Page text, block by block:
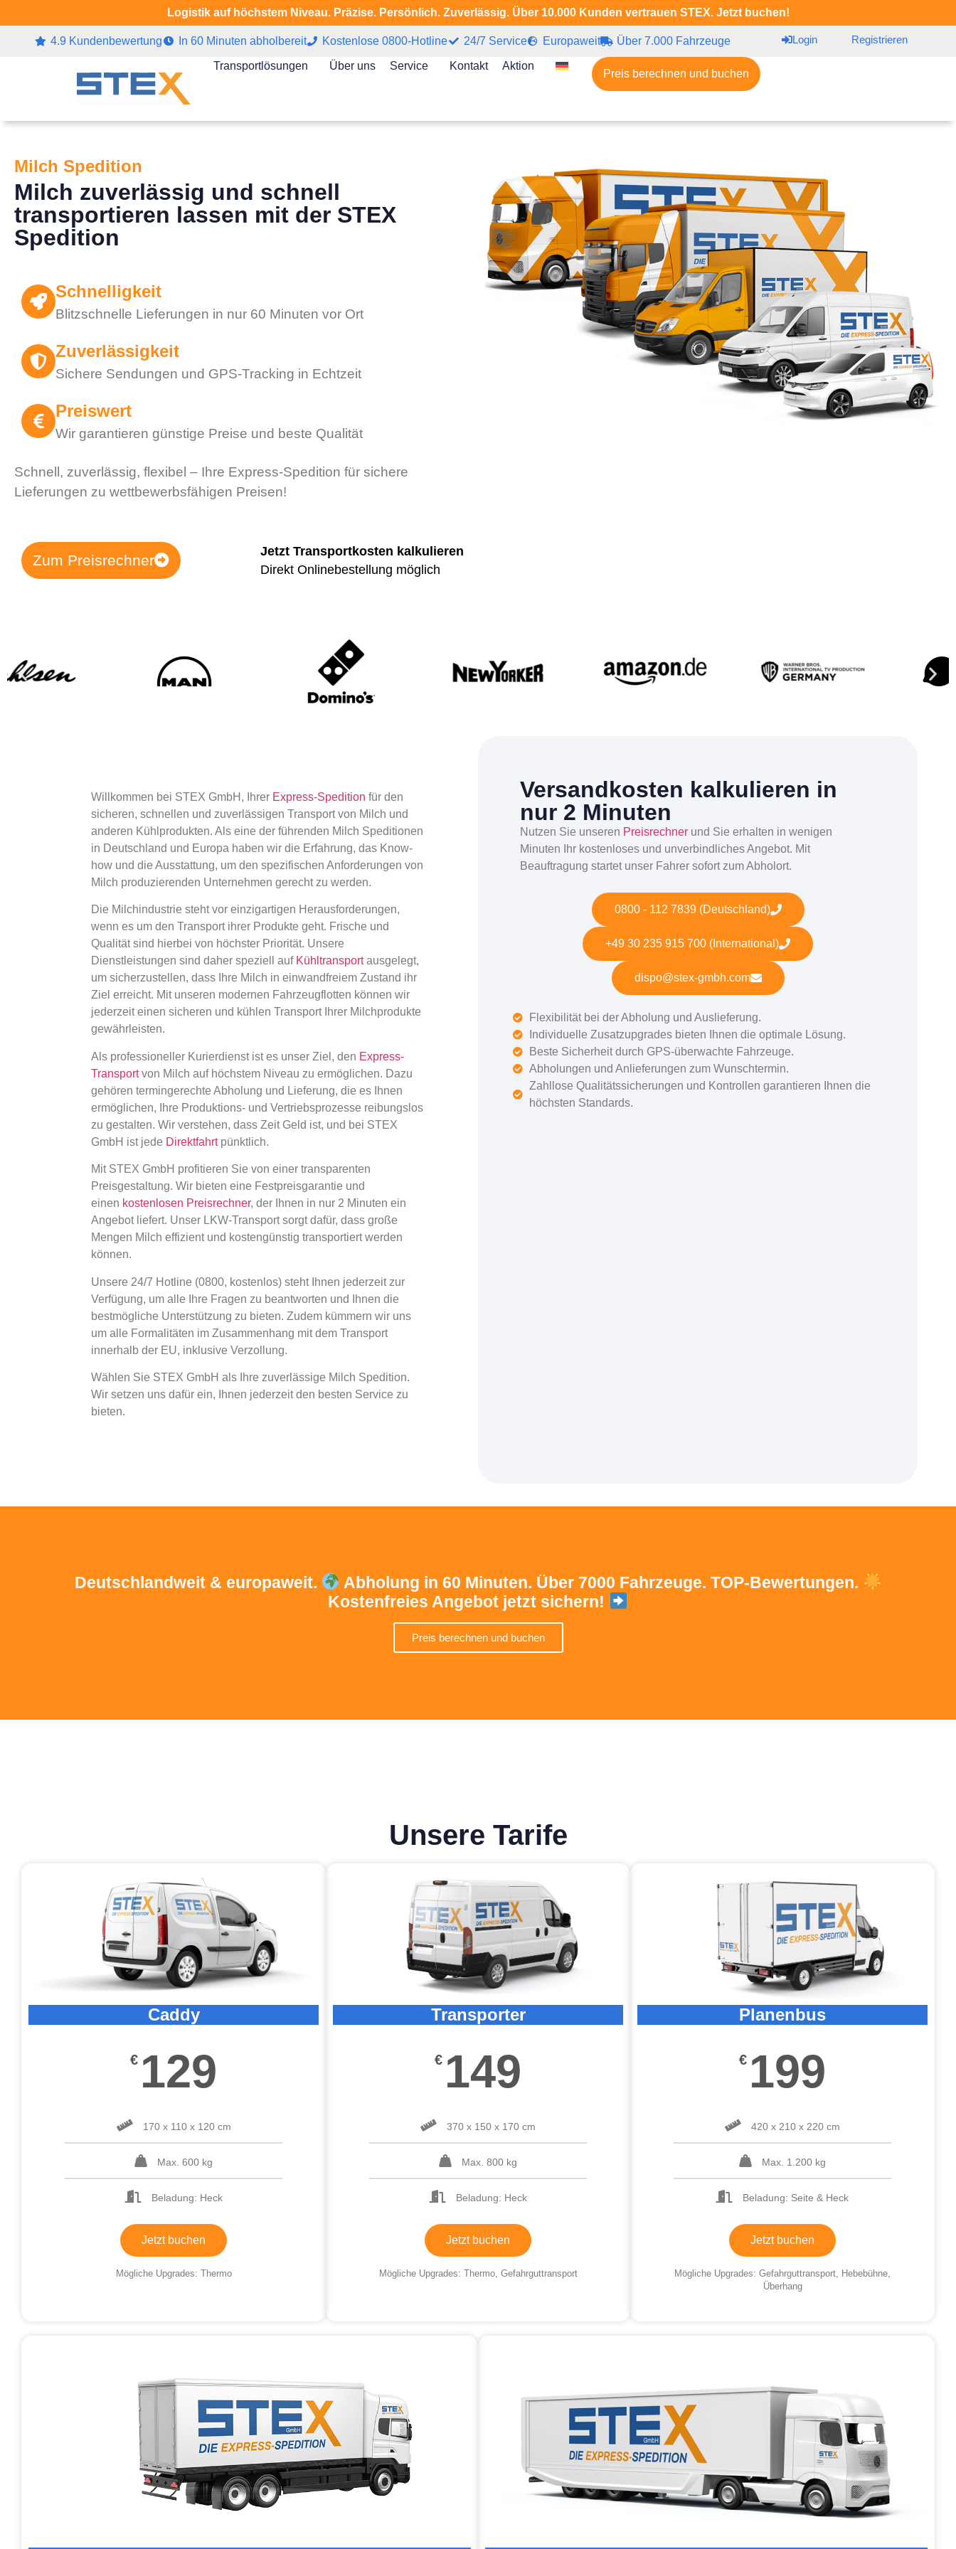
Logistik auf höchstem Niveau. Präzise. Persönlich. Zuverlässig. Über 10.000 Kunden vertrauen STEX. Jetzt buchen!
4.9 Kundenbewertung In 60 Minuten abholbereit Kostenlose 0800-Hotline 24/7 Service Europaweit Über 7.000 Fahrzeuge Login Registrieren
Transportlösungen Über uns Service Kontakt Aktion
Preis berechnen und buchen
Milch Spedition
Milch zuverlässig und schnell
transportieren lassen mit der STEX
Spedition
Schnelligkeit
Blitzschnelle Lieferungen in nur 60 Minuten vor Ort
Zuverlässigkeit
Sichere Sendungen und GPS-Tracking in Echtzeit
Preiswert
Wir garantieren günstige Preise und beste Qualität
Schnell, zuverlässig, flexibel – Ihre Express-Spedition für sichere
Lieferungen zu wettbewerbsfähigen Preisen!
Zum Preisrechner
Jetzt Transportkosten kalkulieren
Direkt Onlinebestellung möglich
Willkommen bei STEX GmbH, Ihrer Express-Spedition für den
sicheren, schnellen und zuverlässigen Transport von Milch und
anderen Kühlprodukten. Als eine der führenden Milch Speditionen
in Deutschland und Europa haben wir die Erfahrung, das Know-
how und die Ausstattung, um den spezifischen Anforderungen von
Milch produzierenden Unternehmen gerecht zu werden.
Die Milchindustrie steht vor einzigartigen Herausforderungen,
wenn es um den Transport ihrer Produkte geht. Frische und
Qualität sind hierbei von höchster Priorität. Unsere
Dienstleistungen sind daher speziell auf Kühltransportausgelegt,
um sicherzustellen, dass Ihre Milch in einwandfreiem Zustand ihr
Ziel erreicht. Mit unseren modernen Fahrzeugflotten können wir
jederzeit einen sicheren und kühlen Transport Ihrer Milchprodukte
gewährleisten.
Als professioneller Kurierdienst ist es unser Ziel, den Express-
Transportvon Milch auf höchstem Niveau zu ermöglichen. Dazu
gehören termingerechte Abholung und Lieferung, die es Ihnen
ermöglichen, Ihre Produktions- und Vertriebsprozesse reibungslos
zu gestalten. Wir verstehen, dass Zeit Geld ist, und bei STEX
GmbH ist jede Direktfahrtpünktlich.
Mit STEX GmbH profitieren Sie von einer transparenten
Preisgestaltung. Wir bieten eine Festpreisgarantie und
einen kostenlosen Preisrechner, der Ihnen in nur 2 Minuten ein
Angebot liefert. Unser LKW-Transport sorgt dafür, dass große
Mengen Milch effizient und kostengünstig transportiert werden
können.
Unsere 24/7 Hotline (0800, kostenlos) steht Ihnen jederzeit zur
Verfügung, um alle Ihre Fragen zu beantworten und Ihnen die
bestmögliche Unterstützung zu bieten. Zudem kümmern wir uns
um alle Formalitäten im Zusammenhang mit dem Transport
innerhalb der EU, inklusive Verzollung.
Wählen Sie STEX GmbH als Ihre zuverlässige Milch Spedition.
Wir setzen uns dafür ein, Ihnen jederzeit den besten Service zu
bieten.
Versandkosten kalkulieren in
nur 2 Minuten
Nutzen Sie unseren Preisrechner und Sie erhalten in wenigen
Minuten Ihr kostenloses und unverbindliches Angebot. Mit
Beauftragung startet unser Fahrer sofort zum Abholort.
0800 - 112 7839 (Deutschland)
+49 30 235 915 700 (International)
dispo@stex-gmbh.com
Flexibilität bei der Abholung und Auslieferung.
Individuelle Zusatzupgrades bieten Ihnen die optimale Lösung.
Beste Sicherheit durch GPS-überwachte Fahrzeuge.
Abholungen und Anlieferungen zum Wunschtermin.
Zahllose Qualitätssicherungen und Kontrollen garantieren Ihnen die
höchsten Standards.
Deutschlandweit & europaweit.
Abholung in 60 Minuten. Über 7000 Fahrzeuge. TOP-Bewertungen.
Kostenfreies Angebot jetzt sichern!
Preis berechnen und buchen
Unsere Tarife
Caddy
€ 129
170 x 110 x 120 cm
Max. 600 kg
Beladung: Heck
Jetzt buchen
Mögliche Upgrades: Thermo
Transporter
€ 149
370 x 150 x 170 cm
Max. 800 kg
Beladung: Heck
Jetzt buchen
Mögliche Upgrades: Thermo, Gefahrguttransport
Planenbus
€ 199
420 x 210 x 220 cm
Max. 1.200 kg
Beladung: Seite & Heck
Jetzt buchen
Mögliche Upgrades: Gefahrguttransport, Hebebühne,
Überhang